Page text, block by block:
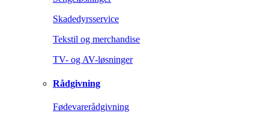
Skadedyrsservice
Tekstil og merchandise
TV- og AV-løsninger
Rådgivning
Fødevarerådgivning